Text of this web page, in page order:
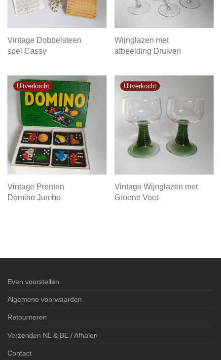
Vintage Dobbelsteen
spel Cassy
Wijnglazen met
afbeelding Druiven
Vintage Prenten
Domino Jumbo
Vintage Wijnglazen met
Groene Voet
Even voorstellen
Algemene voorwaarden
Retourneren
Verzenden NL & BE / Afhalen
Contact